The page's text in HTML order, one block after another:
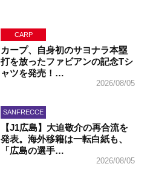
CARP
カープ、自身初のサヨナラ本塁
打を放ったファビアンの記念Tシ
ャツを発売！…
2026/08/05
SANFRECCE
【J1広島】大迫敬介の再合流を
発表。海外移籍は一転白紙も、
「広島の選手…
2026/08/05